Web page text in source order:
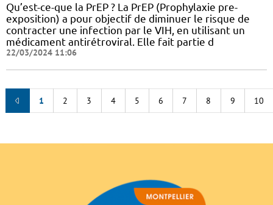
Qu’est-ce-que la PrEP ? La PrEP (Prophylaxie pre-
exposition) a pour objectif de diminuer le risque de
contracter une infection par le VIH, en utilisant un
médicament antirétroviral. Elle fait partie d
22/03/2024 11:06
1 2 3 4 5 6 7 8 9 10